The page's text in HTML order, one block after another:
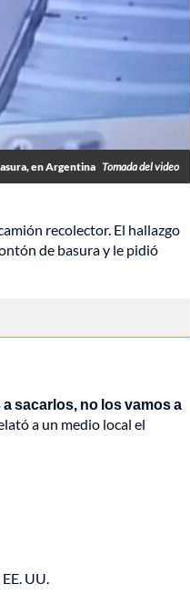
en Argentina Tomada del video
recolector. El hallazgo
de basura y le pidió
a sacarlos, no los vamos a
a un medio local el
UU.